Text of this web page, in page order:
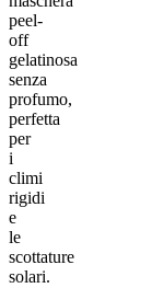
peel-
off
gelatinosa
senza
profumo,
perfetta
per
i
climi
rigidi
e
le
scottature
solari.